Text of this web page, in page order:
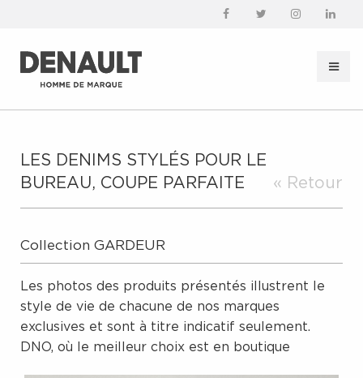
LES DENIMS STYLÉS POUR LE
BUREAU, COUPE PARFAITE
« Retour
Collection GARDEUR
Les photos des produits présentés illustrent le
style de vie de chacune de nos marques
exclusives et sont à titre indicatif seulement.
DNO, où le meilleur choix est en boutique